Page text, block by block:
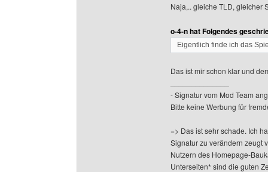
Naja,.. gleiche TLD, gleicher
o-4-n hat Folgendes
Eigentlich finde ich das
Das ist mir schon klar und
- Signatur vom Mod Team
Bitte keine Werbung für
=> Das ist sehr schade. Ich
Signatur zu verändern zeugt
Nutzern des Homepage-
Unterseiten* sind die guten